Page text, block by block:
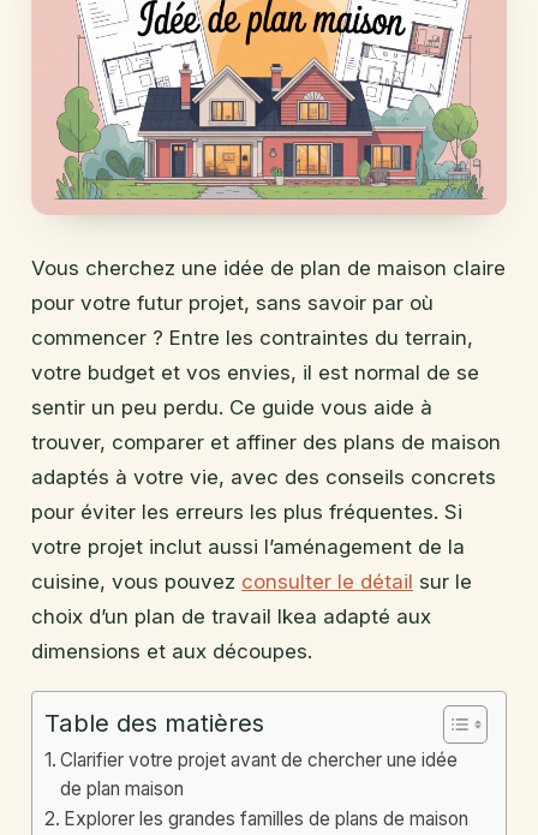
Vous cherchez une idée de plan de maison claire
pour votre futur projet, sans savoir par où
commencer ? Entre les contraintes du terrain,
votre budget et vos envies, il est normal de se
sentir un peu perdu. Ce guide vous aide à
trouver, comparer et affiner des plans de maison
adaptés à votre vie, avec des conseils concrets
pour éviter les erreurs les plus fréquentes. Si
votre projet inclut aussi l’aménagement de la
cuisine, vous pouvez consulter le détail sur le
choix d’un plan de travail Ikea adapté aux
dimensions et aux découpes.
Table des matières
Clarifier votre projet avant de chercher une idée
de plan maison
Explorer les grandes familles de plans de maison